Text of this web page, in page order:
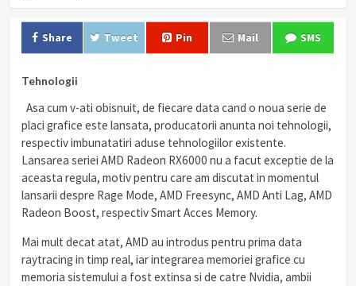
Share Tweet Pin Mail SMS
Tehnologii
Asa cum v-ati obisnuit, de fiecare data cand o noua serie de
placi grafice este lansata, producatorii anunta noi tehnologii,
respectiv imbunatatiri aduse tehnologiilor existente.
Lansarea seriei AMD Radeon RX6000 nu a facut exceptie de la
aceasta regula, motiv pentru care am discutat in momentul
lansarii despre Rage Mode, AMD Freesync, AMD Anti Lag, AMD
Radeon Boost, respectiv Smart Acces Memory.
Mai mult decat atat, AMD au introdus pentru prima data
raytracing in timp real, iar integrarea memoriei grafice cu
memoria sistemului a fost extinsa si de catre Nvidia, ambii